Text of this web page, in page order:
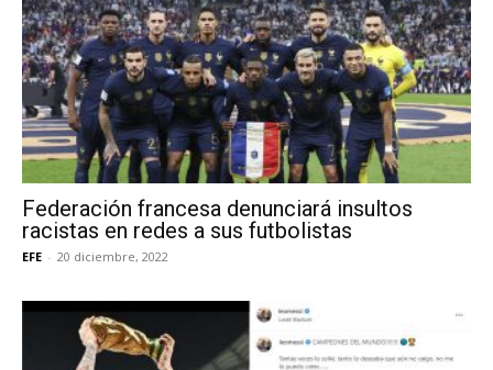
Federación francesa denunciará insultos
racistas en redes a sus futbolistas
EFE - 20 diciembre, 2022